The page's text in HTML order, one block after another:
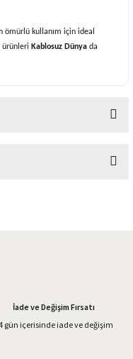
ömürlü kullanım için ideal
ürünleri Kablosuz Dünya da
İade ve Değişim Fırsatı
gün içerisinde iade ve değişim